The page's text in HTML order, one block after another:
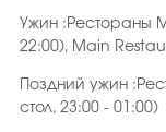
Ужин :Рестораны
22:00), Main
Поздний ужин
стол, 23:00 - 01:00)